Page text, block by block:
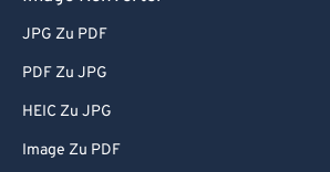
JPG Zu PDF
PDF Zu JPG
HEIC Zu JPG
Image Zu PDF